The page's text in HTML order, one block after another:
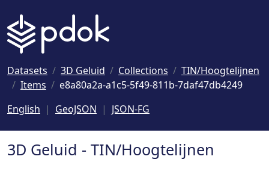
Datasets 3D Geluid Collections
TIN/Hoogtelijnen
Items
e8a80a2a-a1c5-5f49-811b-7daf47db4249
English
GeoJSON JSON-FG
3D Geluid - TIN/Hoogtelijnen